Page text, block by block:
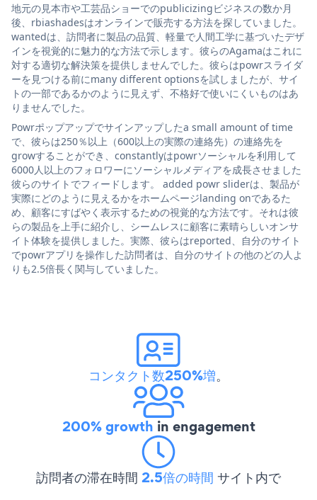
地元の見本市や工芸品ショーでのpublicizingビジネスの数か月
後、rbiashadesはオンラインで販売する方法を探していました。
wantedは、訪問者に製品の品質、軽量で人間工学に基づいたデザ
インを視覚的に魅力的な方法で示します。彼らのAgamaはこれに
対する適切な解決策を提供しませんでした。彼らはpowrスライダ
ーを見つける前にmany different optionsを試しましたが、サイ
トの一部であるかのように見えず、不格好で使いにくいものはあ
りませんでした。
Powrポップアップでサインアップしたa small amount of time
で、彼らは250％以上（600以上の実際の連絡先）の連絡先を
growすることができ、constantlyはpowrソーシャルを利用して
6000人以上のフォロワーにソーシャルメディアを成長させました
彼らのサイトでフィードします。 added powr sliderは、製品が
実際にどのように見えるかをホームページlanding onであるた
め、顧客にすばやく表示するための視覚的な方法です。それは彼
らの製品を上手に紹介し、シームレスに顧客に素晴らしいオンサ
イト体験を提供しました。実際、彼らはreported、自分のサイト
でpowrアプリを操作した訪問者は、自分のサイトの他のどの人よ
りも2.5倍長く関与していました。
コンタクト数250%増。
200% growth in engagement
訪問者の滞在時間 2.5倍の時間 サイト内で